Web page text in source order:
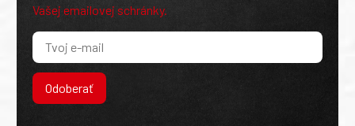
Vašej emailovej schránky.
Odoberať